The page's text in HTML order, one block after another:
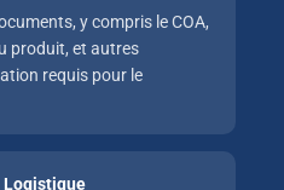
y compris le COA,
produit, et autres
requis pour le
Logistique